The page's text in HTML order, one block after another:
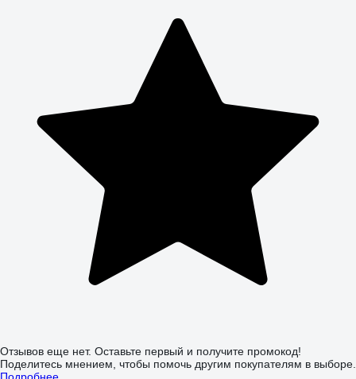
Отзывов еще нет. Оставьте первый и получите промокод!
Поделитесь мнением, чтобы помочь другим покупателям в выборе.